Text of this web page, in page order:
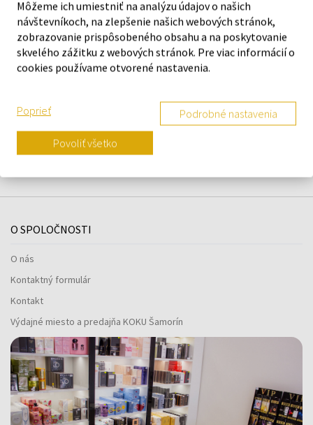
DETAILY
O ZNAČKE
Náš výber na mieru presne pre
vás
O SPOLOČNOSTI
O nás
Kontaktný formulár
Kontakt
Výdajné miesto a predajňa KOKU Šamorín
Môžeme ich umiestniť na analýzu údajov o našich
návštevníkoch, na zlepšenie našich webových stránok,
zobrazovanie prispôsobeného obsahu a na poskytovanie
skvelého zážitku z webových stránok. Pre viac informácií o
cookies používame otvorené nastavenia.
Poprieť Podrobné nastavenia
Povoliť všetko